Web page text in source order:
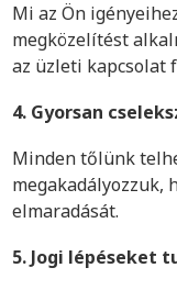
Mi az Ön
megközelítést
az üzleti kapcsolat
4. Gyorsan
Minden tőlünk
megakadályozzuk,
elmaradását.
5. Jogi lépéseket